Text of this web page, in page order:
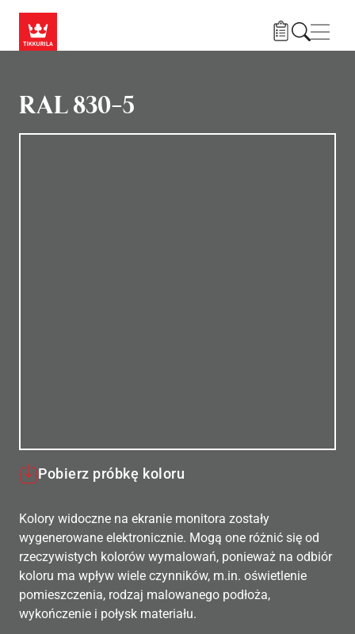
RAL 830-5
Pobierz próbkę koloru
Kolory widoczne na ekranie monitora zostały
wygenerowane elektronicznie. Mogą one różnić się od
rzeczywistych kolorów wymalowań, ponieważ na odbiór
koloru ma wpływ wiele czynników, m.in. oświetlenie
pomieszczenia, rodzaj malowanego podłoża,
wykończenie i połysk materiału.